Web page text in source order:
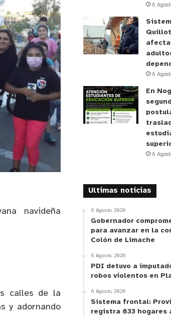
navideña
calles de la
y adornando
6
6
En
6
Ultimas noticias
6 Agosto, 2026
Gobernador
para avanzar en la
Colón de Limache
6 Agosto, 2026
PDI detuvo a
robos violentos en
6 Agosto, 2026
Sistema frontal:
registra 833